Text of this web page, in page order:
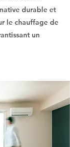
durable et
le chauffage de
un